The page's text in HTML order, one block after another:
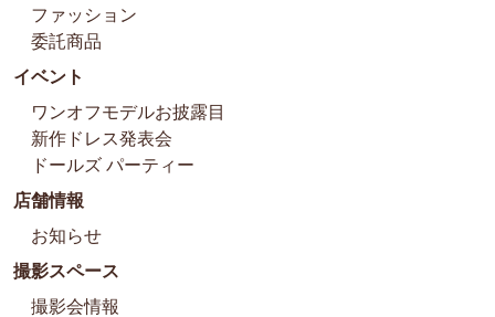
ファッション
委託商品
イベント
ワンオフモデルお披露目
新作ドレス発表会
ドールズ パーティー
店舗情報
お知らせ
撮影スペース
撮影会情報